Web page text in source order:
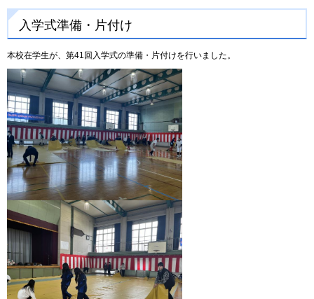
入学式準備・片付け
本校在学生が、第41回入学式の準備・片付けを行いました。